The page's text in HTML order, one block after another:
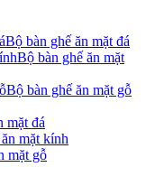
Bộ bàn ghế ăn mặt đá
Bộ bàn ghế ăn mặt
Bộ bàn ghế ăn mặt gỗ
mặt đá
mặt kính
mặt gỗ